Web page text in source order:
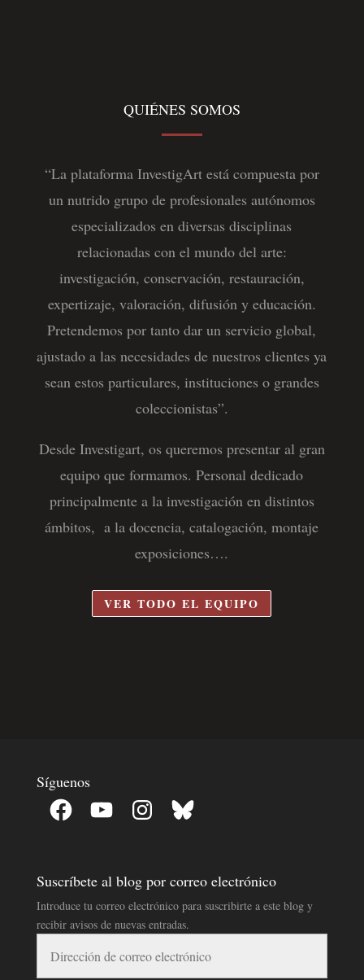
QUIÉNES SOMOS
“La plataforma InvestigArt está compuesta por
un nutrido grupo de profesionales autónomos
especializados en diversas disciplinas
relacionadas con el mundo del arte:
investigación, conservación, restauración,
expertizaje, valoración, difusión y educación.
Pretendemos por tanto dar un servicio global,
ajustado a las necesidades de nuestros clientes ya
sean estos particulares, instituciones o grandes
coleccionistas”.
Desde Investigart, os queremos presentar al gran
equipo que formamos. Personal dedicado
principalmente a la investigación en distintos
ámbitos, a la docencia, catalogación, montaje
exposiciones….
VER TODO EL EQUIPO
Síguenos
Facebook YouTube InstagramBluesky
Suscríbete al blog por correo electrónico
Introduce tu correo electrónico para suscribirte a este blog y
recibir avisos de nuevas entradas.